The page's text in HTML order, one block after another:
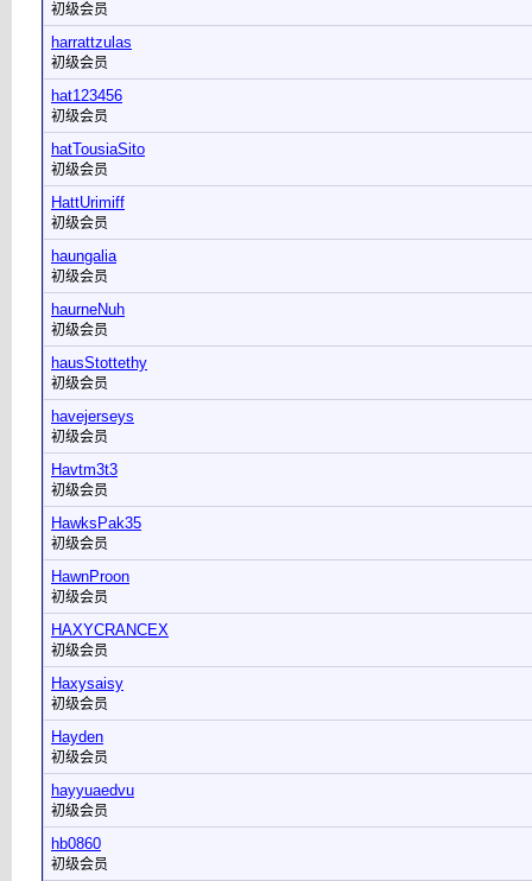
初级会员
harrattzulas
初级会员
hat123456
初级会员
hatTousiaSito
初级会员
HattUrimiff
初级会员
haungalia
初级会员
haurneNuh
初级会员
hausStottethy
初级会员
havejerseys
初级会员
Havtm3t3
初级会员
HawksPak35
初级会员
HawnProon
初级会员
HAXYCRANCEX
初级会员
Haxysaisy
初级会员
Hayden
初级会员
hayyuaedvu
初级会员
hb0860
初级会员